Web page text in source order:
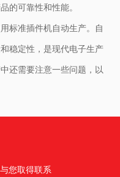
的可靠性和性能。
标准插件机自动生产。自
稳定性，是现代电子生产
还需要注意一些问题，以
您取得联系